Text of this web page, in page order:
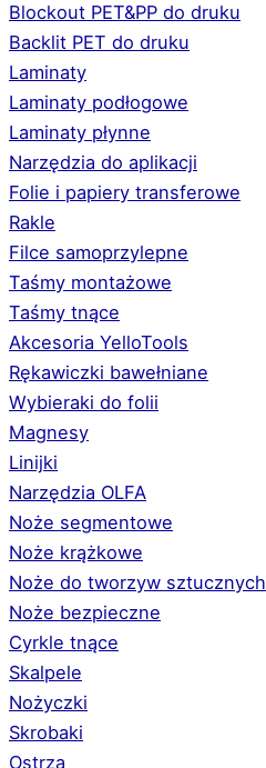
Blockout PET&PP do druku
Backlit PET do druku
Laminaty
Laminaty podłogowe
Laminaty płynne
Narzędzia do aplikacji
Folie i papiery transferowe
Rakle
Filce samoprzylepne
Taśmy montażowe
Taśmy tnące
Akcesoria YelloTools
Rękawiczki bawełniane
Wybieraki do folii
Magnesy
Linijki
Narzędzia OLFA
Noże segmentowe
Noże krążkowe
Noże do tworzyw sztucznych
Noże bezpieczne
Cyrkle tnące
Skalpele
Nożyczki
Skrobaki
Ostrza